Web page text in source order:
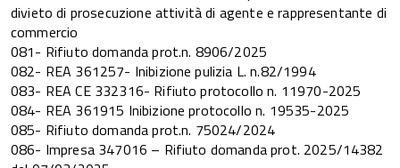
divieto di prosecuzione attività di agente e rappresentante di
commercio
081- Rifiuto domanda prot.n. 8906/2025
082- REA 361257- Inibizione pulizia L. n.82/1994
083- REA CE 332316- Rifiuto protocollo n. 11970-2025
084- REA 361915 Inibizione protocollo n. 19535-2025
085- Rifiuto domanda prot.n. 75024/2024
086- Impresa 347016 – Rifiuto domanda prot. 2025/14382